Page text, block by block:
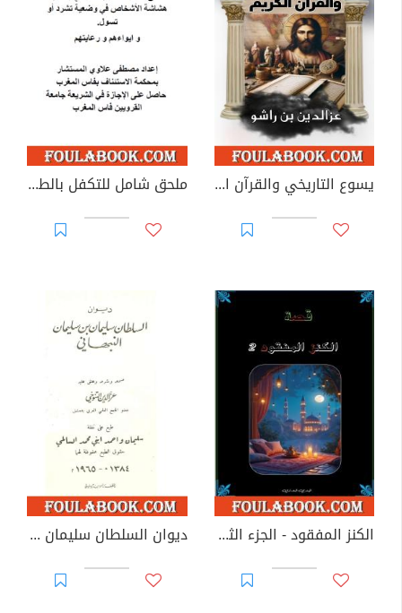
يسوع التاريخي والقرآن الكريم ملحق شامل للتكفل بالطفل في وضعية هشاشة الأشخاص في وضعية تشرد أو تسول
الكنز المفقود - الجزء الثاني ديوان السلطان سليمان بن سليمان النبهاني